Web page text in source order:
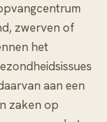
zwerven of
het
aan een
zaken op